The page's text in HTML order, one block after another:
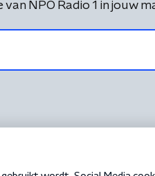
NPO Radio 1 in jouw